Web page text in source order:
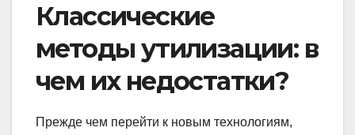
Классические
методы утилизации: в
чем их недостатки?
Прежде чем перейти к новым технологиям,